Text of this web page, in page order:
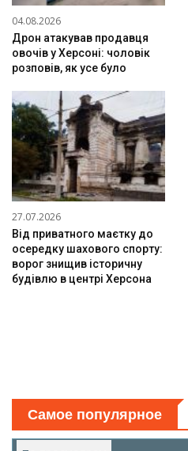
04.08.2026
Дрон атакував продавця
овочів у Херсоні: чоловік
розповів, як усе було
27.07.2026
Від приватного маєтку до
осередку шахового спорту:
ворог знищив історичну
будівлю в центрі Херсона
Самое популярное